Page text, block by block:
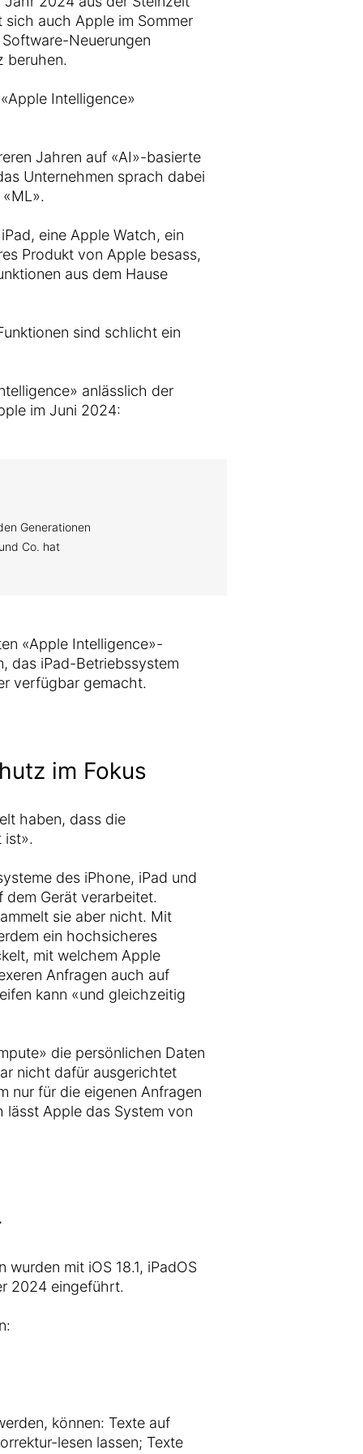
auch Apple im Sommer
Neuerungen
beruhen.
Intelligence»
Jahren auf «AI»-basierte
Unternehmen sprach dabei
eine Apple Watch, ein
Produkt von Apple besass,
aus dem Hause
sind schlicht ein
anlässlich der
im Juni 2024:
Generationen
Co. hat
«Apple Intelligence»-
das iPad-Betriebssystem
verfügbar gemacht.
im Fokus
haben, dass die
ist».
des iPhone, iPad und
Gerät verarbeitet.
sie aber nicht. Mit
ein hochsicheres
mit welchem Apple
Anfragen auch auf
kann «und gleichzeitig
die persönlichen Daten
nicht dafür ausgerichtet
nur für die eigenen Anfragen
Apple das System von
mit iOS 18.1, iPadOS
2024 eingeführt.
können: Texte auf
lesen lassen; Texte